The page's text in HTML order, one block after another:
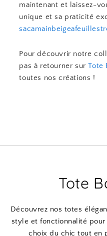
maintenant et laissez-
unique et sa praticité
Pour découvrir notre
pas à retourner surTote
toutes nos créations !
Tote
Découvrez nos totes
style et fonctionnalité
choix du chic tout en